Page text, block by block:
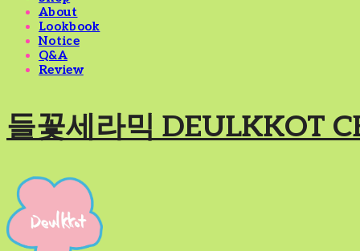
About
Lookbook
Notice
Q&A
Review
들꽃세라믹 DEULKKOT